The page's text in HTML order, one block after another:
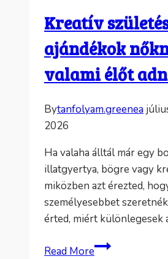
Kreatív
ajándékok
valami élőt
Bytanfolyam.greenea
2026
Ha valaha álltál már egy
illatgyertya, bögre vagy
miközben azt érezted,
személyesebbet
érted, miért különlegesek
Read MoreKreatív